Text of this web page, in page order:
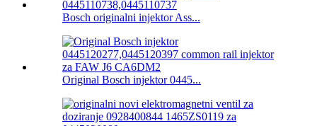
Bosch originalni injektor Ass...
Original Bosch injektor 0445...